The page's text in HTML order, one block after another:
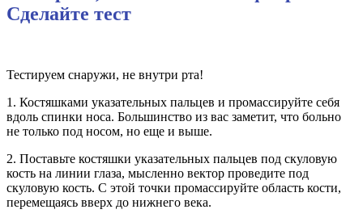
Сделайте тест
Тестируем снаружи, не внутри рта!
1. Костяшками указательных пальцев и промассируйте себя
вдоль спинки носа. Большинство из вас заметит, что больно
не только под носом, но еще и выше.
2. Поставьте костяшки указательных пальцев под скуловую
кость на линии глаза, мысленно вектор проведите под
скуловую кость. С этой точки промассируйте область кости,
перемещаясь вверх до нижнего века.